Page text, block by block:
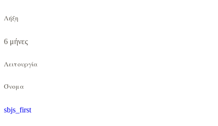
Λήξη
6 μήνες
Λειτουργία
Όνομα
sbjs_first